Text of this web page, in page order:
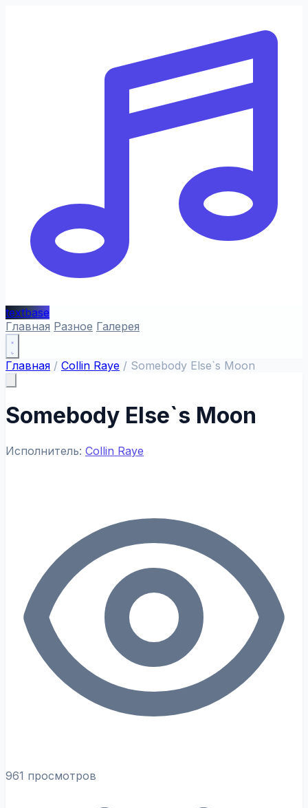
textbase
Главная Разное Галерея
Главная / Collin Raye / Somebody Else`s Moon
Somebody Else`s Moon
Исполнитель: Collin Raye
961 просмотров